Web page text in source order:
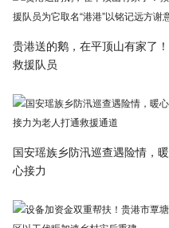
贵港送的鹅，在平顶山有家了！
救援队员
国安瑶族乡防汛巡查遇险情，暖
心接力